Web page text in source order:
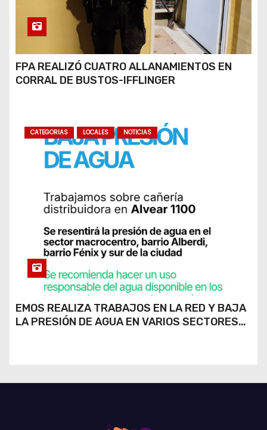
FPA REALIZÓ CUATRO ALLANAMIENTOS EN
CORRAL DE BUSTOS-IFFLINGER
CATEGORIAS LOCALES NOTICIAS
EMOS REALIZA TRABAJOS EN LA RED Y BAJA
LA PRESIÓN DE AGUA EN VARIOS SECTORES